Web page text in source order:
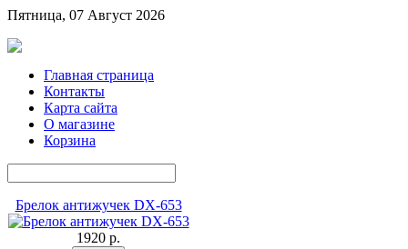
Пятница, 07 Август 2026
Главная страница
Контакты
Карта сайта
О магазине
Корзина
Брелок антижучек DX-653
1920 p.